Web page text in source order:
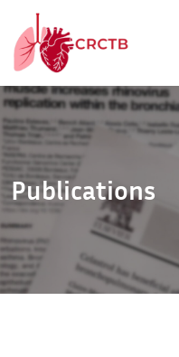
Aller au contenu
Publications